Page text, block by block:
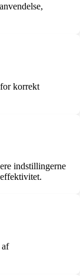
korrekt
indstillingerne
af